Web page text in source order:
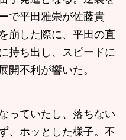
で平田雅崇が佐藤貴
崩した際に、平田の直
持ち出し、スピードに
開不利が響いた。
っていたし、落ちない
、ホッとした様子。不